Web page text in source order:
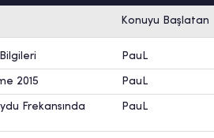
Konuyu Başlatan
PauL
2015 PauL
Frekansında
PauL